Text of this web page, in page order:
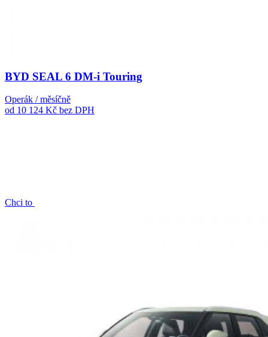
BYD SEAL 6 DM-i Touring
Operák / měsíčně
od 10 124 Kč bez DPH
Chci to